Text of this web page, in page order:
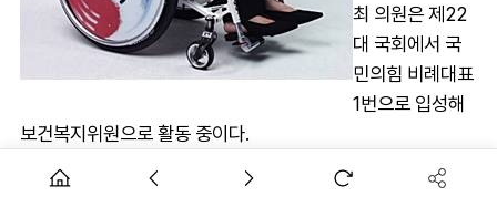
최 의원은 제22
대 국회에서 국
민의힘 비례대표
1번으로 입성해
보건복지위원으로 활동 중이다.
국민의힘 중앙장애인위원회 위원장을 맡고 있다.